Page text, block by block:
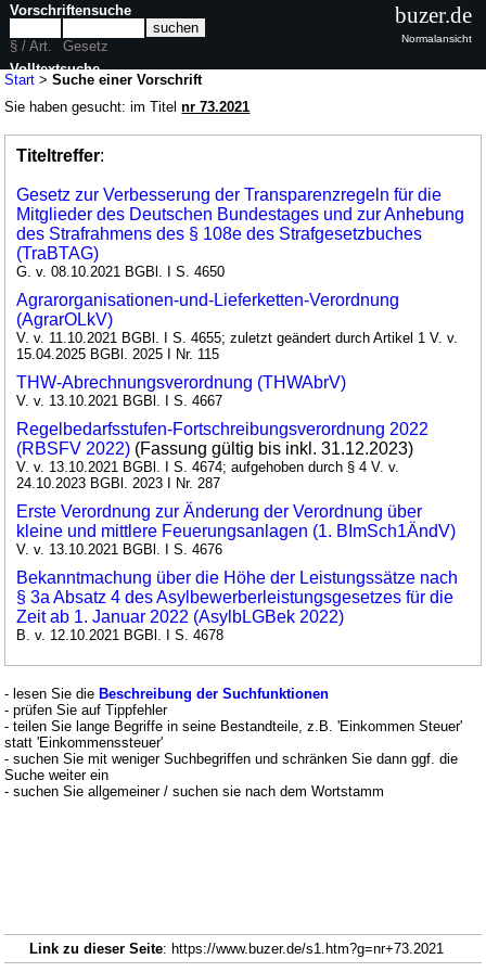
Start >Suche einer Vorschrift
Sie haben gesucht: im Titelnr 73.2021
Titeltreffer:
Gesetz zur Verbesserung der Transparenzregeln für die
Mitglieder des Deutschen Bundestages und zur Anhebung
des Strafrahmens des § 108e des Strafgesetzbuches
(TraBTAG)
G. v. 08.10.2021 BGBl. I S. 4650
Agrarorganisationen-und-Lieferketten-Verordnung
(AgrarOLkV)
V. v. 11.10.2021 BGBl. I S. 4655; zuletzt geändert durch Artikel 1 V. v.
15.04.2025 BGBl. 2025 I Nr. 115
THW-Abrechnungsverordnung (THWAbrV)
V. v. 13.10.2021 BGBl. I S. 4667
Regelbedarfsstufen-Fortschreibungsverordnung 2022
(RBSFV 2022) (Fassung gültig bis inkl. 31.12.2023)
V. v. 13.10.2021 BGBl. I S. 4674; aufgehoben durch § 4 V. v.
24.10.2023 BGBl. 2023 I Nr. 287
Erste Verordnung zur Änderung der Verordnung über
kleine und mittlere Feuerungsanlagen (1. BImSch1ÄndV)
V. v. 13.10.2021 BGBl. I S. 4676
Bekanntmachung über die Höhe der Leistungssätze nach
§ 3a Absatz 4 des Asylbewerberleistungsgesetzes für die
Zeit ab 1. Januar 2022 (AsylbLGBek 2022)
B. v. 12.10.2021 BGBl. I S. 4678
- lesen Sie dieBeschreibung der Suchfunktionen
- prüfen Sie auf Tippfehler
- teilen Sie lange Begriffe in seine Bestandteile, z.B. 'Einkommen Steuer'
statt 'Einkommenssteuer'
- suchen Sie mit weniger Suchbegriffen und schränken Sie dann ggf. die
Suche weiter ein
- suchen Sie allgemeiner / suchen sie nach dem Wortstamm
Vorschriftensuche
§ / Art.
Gesetz
Volltextsuche
buzer.de
Normalansicht
Link zu dieser Seite: https://www.buzer.de/s1.htm?g=nr+73.2021